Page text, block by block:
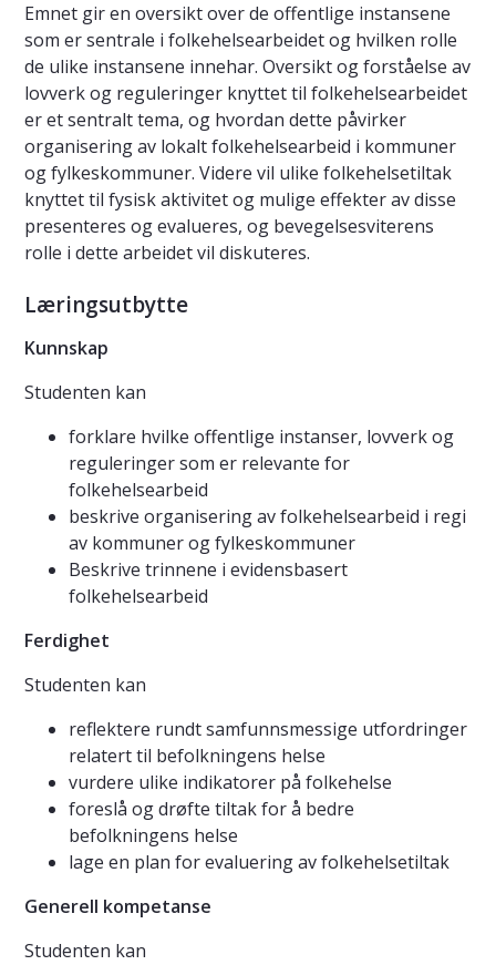
Emnet gir en oversikt over de offentlige instansene
som er sentrale i folkehelsearbeidet og hvilken rolle
de ulike instansene innehar. Oversikt og forståelse av
lovverk og reguleringer knyttet til folkehelsearbeidet
er et sentralt tema, og hvordan dette påvirker
organisering av lokalt folkehelsearbeid i kommuner
og fylkeskommuner. Videre vil ulike folkehelsetiltak
knyttet til fysisk aktivitet og mulige effekter av disse
presenteres og evalueres, og bevegelsesviterens
rolle i dette arbeidet vil diskuteres.
Læringsutbytte
Kunnskap
Studenten kan
forklare hvilke offentlige instanser, lovverk og
reguleringer som er relevante for
folkehelsearbeid
beskrive organisering av folkehelsearbeid i regi
av kommuner og fylkeskommuner
Beskrive trinnene i evidensbasert
folkehelsearbeid
Ferdighet
Studenten kan
reflektere rundt samfunnsmessige utfordringer
relatert til befolkningens helse
vurdere ulike indikatorer på folkehelse
foreslå og drøfte tiltak for å bedre
befolkningens helse
lage en plan for evaluering av folkehelsetiltak
Generell kompetanse
Studenten kan